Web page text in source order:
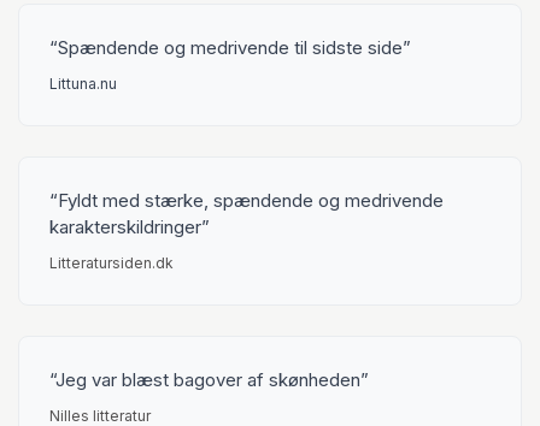
Spændende og medrivende til sidste side
Littuna.nu
Fyldt med stærke, spændende og medrivende
karakterskildringer
Litteratursiden.dk
Jeg var blæst bagover af skønheden
Nilles litteratur